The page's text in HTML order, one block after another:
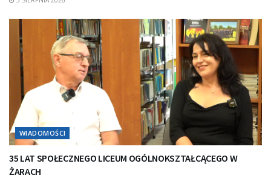
WIADOMOŚCI
35 LAT SPOŁECZNEGO LICEUM OGÓLNOKSZTAŁCĄCEGO W
ŻARACH